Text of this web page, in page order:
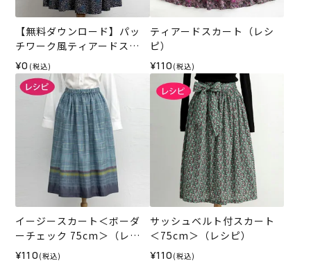
【無料ダウンロード】パッ
チワーク風ティアードスカ
ート（レシピ）
¥0 (税込)
ティアードスカート（レシ
ピ）
¥110 (税込)
イージースカート＜ボーダ
ーチェック 75cm＞（レシ
ピ）
¥110 (税込)
サッシュベルト付スカート
＜75cm＞（レシピ）
¥110 (税込)